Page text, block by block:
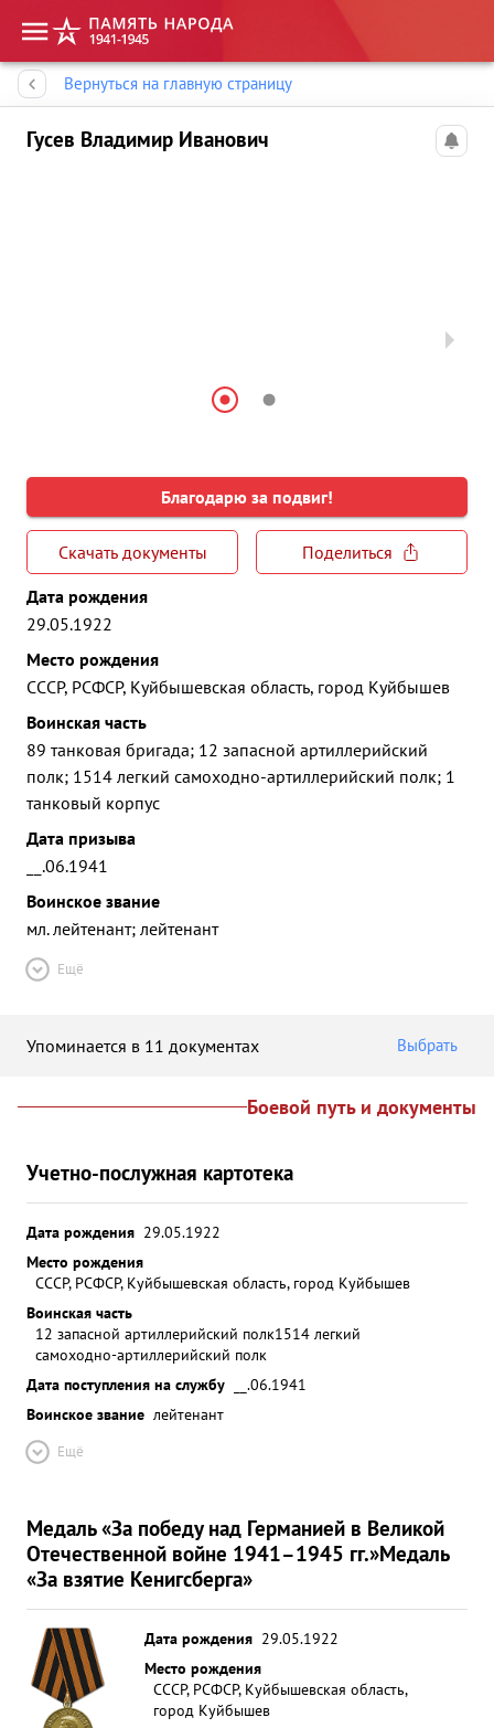
Вернуться на главную страницу
Гусев Владимир Иванович
Благодарю за подвиг!
Скачать документы
Поделиться
Дата рождения
29.05.1922
Место рождения
СССР, РСФСР, Куйбышевская область, город Куйбышев
Воинская часть
89 танковая бригада; 12 запасной артиллерийский
полк; 1514 легкий самоходно-артиллерийский полк; 1
танковый корпус
Дата призыва
__.06.1941
Воинское звание
мл. лейтенант; лейтенант
Ещё
Упоминается в 11 документах Выбрать
Боевой путь и документы
Учетно-послужная картотека
Дата рождения 29.05.1922
Место рождения
СССР, РСФСР, Куйбышевская область, город Куйбышев
Воинская часть
12 запасной артиллерийский полк1514 легкий
самоходно-артиллерийский полк
Дата поступления на службу
__.06.1941
Воинское звание лейтенант
Ещё
Медаль «За победу над Германией в Великой
Отечественной войне 1941–1945 гг.»Медаль
«За взятие Кенигсберга»
Дата рождения 29.05.1922
Место рождения
СССР, РСФСР, Куйбышевская область,
город Куйбышев
Память народа